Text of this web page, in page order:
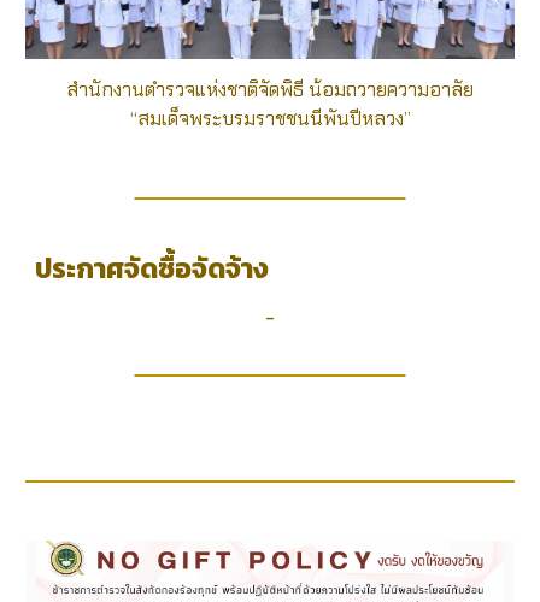
สำนักงานตำรวจแห่งชาติจัดพิธี น้อมถวายความอาลัย
“สมเด็จพระบรมราชชนนีพันปีหลวง”
ประกาศจัดซื้อจัดจ้าง
-